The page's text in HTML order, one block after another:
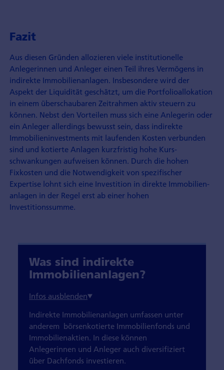
Fazit
Aus diesen Gründen allozieren viele institutionelle
Anlegerinnen und Anleger einen Teil ihres Vermögens in
indirekte Immobilienanlagen. Insbesondere wird der
Aspekt der Liquidität geschätzt, um die Portfolioallokation
in einem überschaubaren Zeitrahmen aktiv steuern zu
können. Nebst den Vorteilen muss sich eine Anlegerin oder
ein Anleger allerdings bewusst sein, dass indirekte
Immobilieninvestments mit laufenden Kosten verbunden
sind und kotierte Anlagen kurzfristig hohe Kurs­
schwankungen aufweisen können. Durch die hohen
Fixkosten und die Notwendig­keit von spezifischer
Expertise lohnt sich eine Investition in direkte Immobilien­
anlagen in der Regel erst ab einer hohen
Investitionssumme.
Was sind indirekte
Immobilienanlagen?
Indirekte Immobilienanlagen umfassen unter
anderem börsen­kotierte Immobilienfonds und
Immobilienaktien. In diese können
Anlegerinnen und Anleger auch diversifiziert
über Dachfonds investieren.